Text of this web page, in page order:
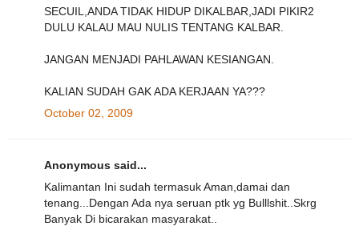
SECUIL,ANDA TIDAK HIDUP DIKALBAR,JADI PIKIR2
DULU KALAU MAU NULIS TENTANG KALBAR.
JANGAN MENJADI PAHLAWAN KESIANGAN.
KALIAN SUDAH GAK ADA KERJAAN YA???
October 02, 2009
Anonymous said...
Kalimantan Ini sudah termasuk Aman,damai dan
tenang...Dengan Ada nya seruan ptk yg Bulllshit..Skrg
Banyak Di bicarakan masyarakat..